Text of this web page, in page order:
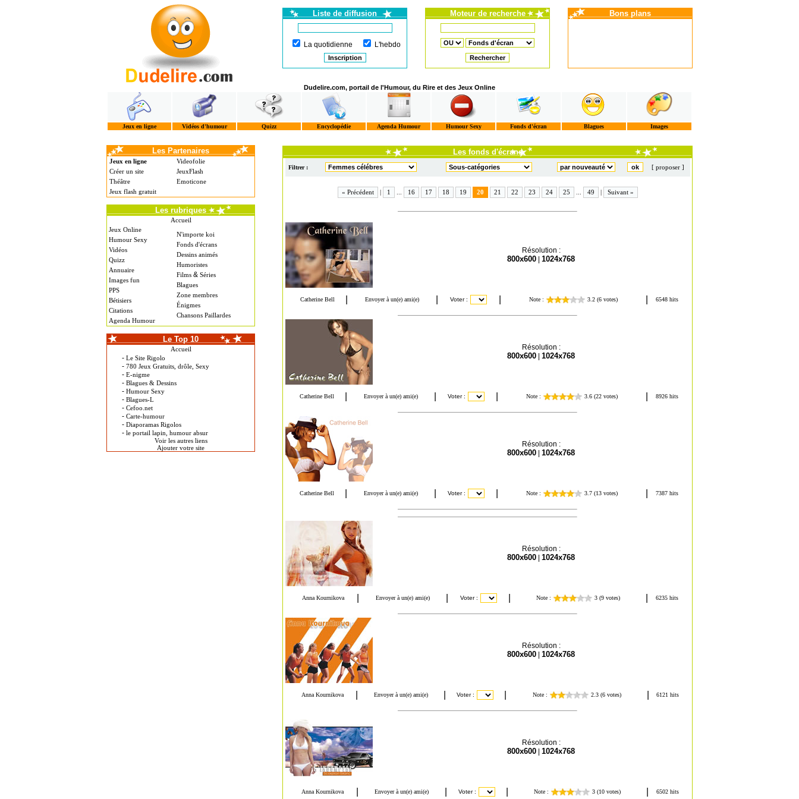
Liste de diffusion
La quotidienne L'hebdo
Moteur de recherche Bons plans
Dudelire.com, portail de l'Humour, du Rire et des Jeux Online
Jeux en ligne Vidéos d'humour Quizz Encyclopédie Agenda Humour Humour Sexy Fonds d'écran Blagues Images
Les Partenaires
Jeux en ligne
Créer un site
Théâtre
Jeux flash gratuit
Videofolie
JeuxFlash
Emoticone
Les rubriques
Accueil
Jeux Online
Humour Sexy
Vidéos
Quizz
Annuaire
Images fun
PPS
Bétisiers
Citations
Agenda Humour
N'importe koi
Fonds d'écrans
Dessins animés
Humoristes
Films & Séries
Blagues
Zone membres
Énigmes
Chansons Paillardes
Le Top 10
Accueil
- Le Site Rigolo
- 780 Jeux Gratuits, drôle, Sexy
- E-nigme
- Blagues & Dessins
- Humour Sexy
- Blagues-L
- Cefoo.net
- Carte-humour
- Diaporamas Rigolos
- le portail lapin, humour absur
Voir les autres liens
Ajouter votre site
Les fonds d'écrans
Filtrer : [ proposer ]
« Précédent | 1 16 17 18 19 20 21 22 23 24 25 49 | Suivant »
Résolution :
800x600 1024x768
Résolution :
800x600 1024x768
Résolution :
800x600 1024x768
Résolution :
800x600 1024x768
Résolution :
800x600 1024x768
Résolution :
800x600 1024x768